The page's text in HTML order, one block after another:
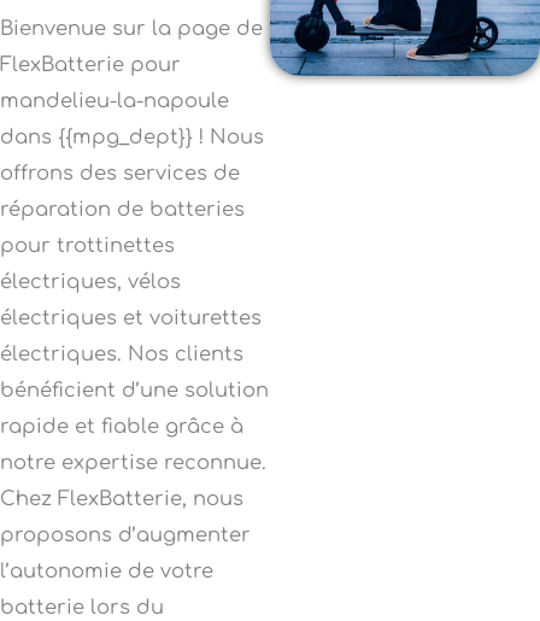
Bienvenue sur la page de
FlexBatterie pour
mandelieu-la-napoule
dans {{mpg_dept}} ! Nous
offrons des services de
réparation de batteries
pour trottinettes
électriques, vélos
électriques et voiturettes
électriques. Nos clients
bénéficient d’une solution
rapide et fiable grâce à
notre expertise reconnue.
Chez FlexBatterie, nous
proposons d’augmenter
l’autonomie de votre
batterie lors du